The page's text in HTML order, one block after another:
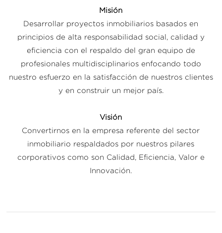
Misión
Desarrollar proyectos inmobiliarios basados en
principios de alta responsabilidad social, calidad y
eficiencia con el respaldo del gran equipo de
profesionales multidisciplinarios enfocando todo
nuestro esfuerzo en la satisfacción de nuestros clientes
y en construir un mejor país.
Visión
Convertirnos en la empresa referente del sector
inmobiliario respaldados por nuestros pilares
corporativos como son Calidad, Eficiencia, Valor e
Innovación.